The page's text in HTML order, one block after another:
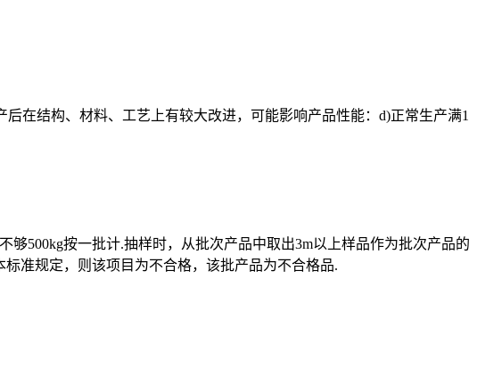
在结构、材料、工艺上有较大改进，可能影响产品性能：d)正常生产满1
500kg按一批计.抽样时，从批次产品中取出3m以上样品作为批次产品的
准规定，则该项目为不合格，该批产品为不合格品.